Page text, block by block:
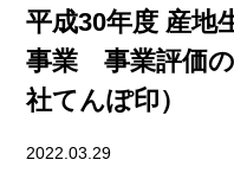
平成30年度 産地
事業 事業評価
社てんぽ印）
2022.03.29